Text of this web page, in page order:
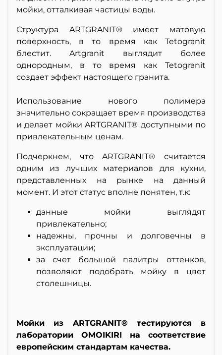
мойки, отталкивая частицы воды.
Структура ARTGRANIT® имеет матовую
поверхность, в то время как Tetogranit
блестит. Artgranit выглядит более
однородным, в то время как Tetogranit
создает эффект настоящего гранита.
Использование нового полимера
значительно сокращает время производства
и делает мойки ARTGRANIT® доступными по
привлекательным ценам.
Подчеркнем, что ARTGRANIT® считается
одним из лучших материалов для кухни,
представленных на рынке на данный
момент. И этот статус вполне понятен, т.к:
данные мойки выглядят
привлекательно;
надежны, прочны и долговечны в
эксплуатации;
за счет большой палитры оттенков,
позволяют подобрать мойку в цвет
столешницы.
Мойки из ARTGRANIT® тестируются в
лаборатории OMOIKIRI на соответствие
европейским стандартам качества.